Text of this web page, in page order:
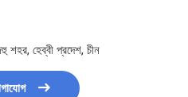
হেব্বী প্রদেশ, চীন